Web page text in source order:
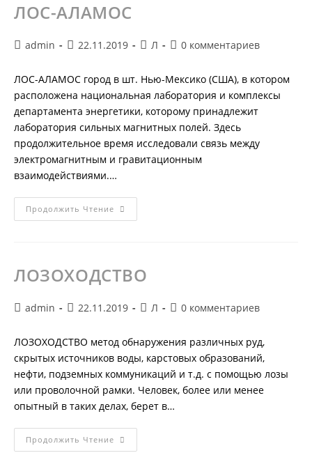
ЛОС-АЛАМОС
Автор
admin
Запись
22.11.2019
Рубрика
Л
Комментарии
записи:
0 комментариев
ЛОС-АЛАМОС город в шт. Нью-Мексико (США), в котором
расположена национальная лаборатория и комплексы
департамента энергетики, которому принадлежит
лаборатория сильных магнитных полей. Здесь
продолжительное время исследовали связь между
электромагнитным и гравитационным
взаимодействиями.…
Продолжить Чтение ЛОС-
АЛАМОС
ЛОЗОХОДСТВО
Автор
admin
Запись
22.11.2019
Рубрика
Л
Комментарии
0 комментариев
ЛОЗОХОДСТВО метод обнаружения различных руд,
скрытых источников воды, карстовых образований,
нефти, подземных коммуникаций и т.д. с помощью лозы
или проволочной рамки. Человек, более или менее
опытный в таких делах, берет в…
Продолжить Чтение ЛОЗОХОДСТВО